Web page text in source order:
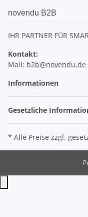
novendu B2B
IHR PARTNER FÜR
Kontakt:
Mail: b2b@novendu.de
Informationen
Gesetzliche
* Alle Preise zzgl.